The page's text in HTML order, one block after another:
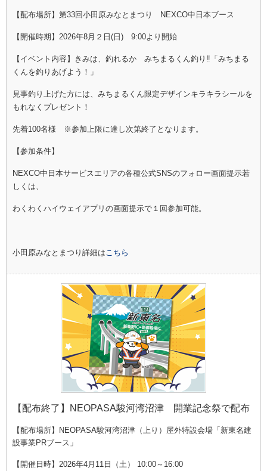
【配布場所】第33回小田原みなとまつり NEXCO中日本ブース
【開催時期】2026年8月２日(日) 9:00より開始
【イベント内容】きみは、釣れるか みちまるくん釣り‼ 「みちまる
くんを釣りあげよう！」
見事釣り上げた方には、みちまるくん限定デザインキラキラシールを
もれなくプレゼント！
先着100名様 ※参加上限に達し次第終了となります。
【参加条件】
NEXCO中日本サービスエリアの各種公式SNSのフォロー画面提示若
しくは、
わくわくハイウェイアプリの画面提示で１回参加可能。
小田原みなとまつり詳細は こちら
【配布終了】NEOPASA駿河湾沼津 開業記念祭で配布
【配布場所】NEOPASA駿河湾沼津（上り）屋外特設会場「新東名建
設事業PRブース」
【開催日時】2026年4月11日（土） 10:00～16:00